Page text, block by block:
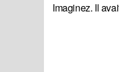
Imaginez. Il